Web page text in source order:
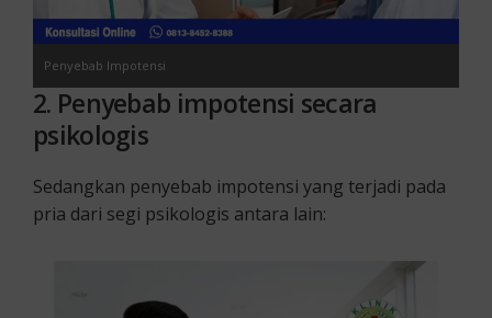
Penyebab Impotensi
2. Penyebab impotensi secara
psikologis
Sedangkan penyebab impotensi yang terjadi pada
pria dari segi psikologis antara lain: